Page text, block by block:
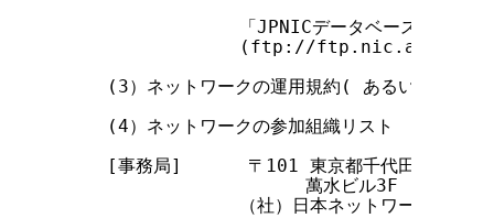
「JPNICデータベース 登録ガ
(ftp://ftp.nic.ad.jp/
(3）ネットワークの運用規約( あるいは、それ
    (4）ネットワークの参加組織リスト
[事務局]      〒101 東京都千代田区神田
                      萬水ビル3F
（社）日本ネットワークインフ